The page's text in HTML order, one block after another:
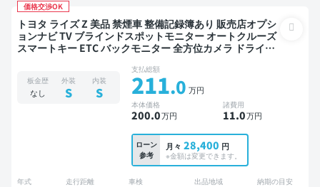
価格交渉OK
トヨタ ライズ Z 美品 禁煙車 整備記録簿あり 販売店オプシ
ョンナビ TV ブラインドスポットモニター オートクルーズ
スマートキー ETC バックモニター 全方位カメラ ドライブ
板金歴
なし
外装
S
内装
S
支払総額
211.0 万円
本体価格
200.0万円
諸費用
11.0万円
ローン
参考
月々 28,400 円
※金額は変更できます。
年式 走行距離 車検 出品地域 納期の目安